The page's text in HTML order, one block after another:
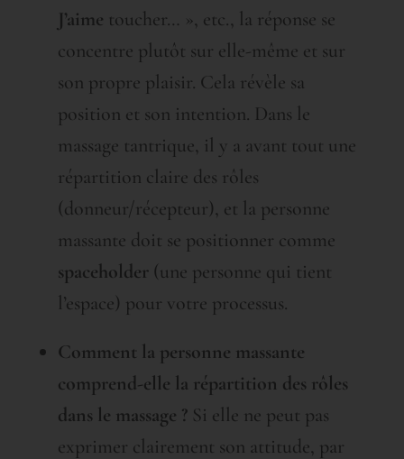
J’aime toucher… », etc., la réponse se
concentre plutôt sur elle-même et sur
son propre plaisir. Cela révèle sa
position et son intention. Dans le
massage tantrique, il y a avant tout une
répartition claire des rôles
(donneur/récepteur), et la personne
massante doit se positionner comme
spaceholder(une personne qui tient
l’espace) pour votre processus.
Comment la personne massante
comprend-elle la répartition des rôles
dans le massage ?Si elle ne peut pas
exprimer clairement son attitude, par